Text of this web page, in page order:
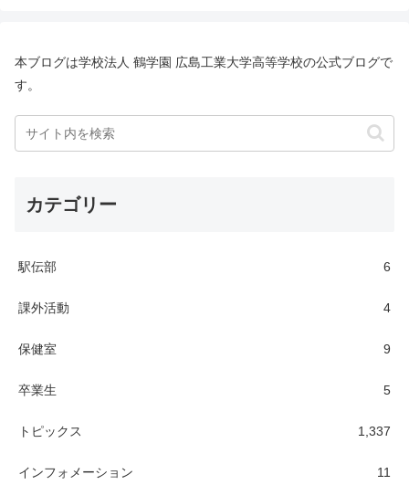
本ブログは学校法人 鶴学園 広島工業大学高等学校の公式ブログで
す。
カテゴリー
駅伝部 6
課外活動 4
保健室 9
卒業生 5
トピックス 1,337
インフォメーション 11